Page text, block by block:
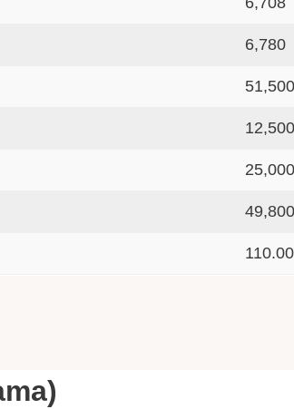
6,780
51,500
12,500
25,000
49,800
110.00